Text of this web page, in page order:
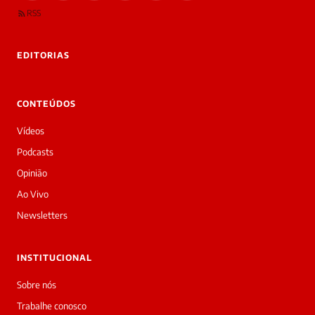
Boa
Sou
a
daqui
do
Prime.
Laysa
Lana
acabou
de
RSS
EDITORIAS
CONTEÚDOS
Vídeos
Podcasts
Opinião
Ao Vivo
Newsletters
INSTITUCIONAL
Sobre nós
Trabalhe conosco